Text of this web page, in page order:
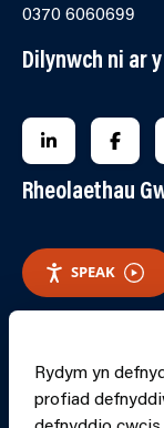
0370 6060699
Dilynwch ni ar
FOLLOW US
Rheolaethau
SPEAK
Rydym yn
profiad